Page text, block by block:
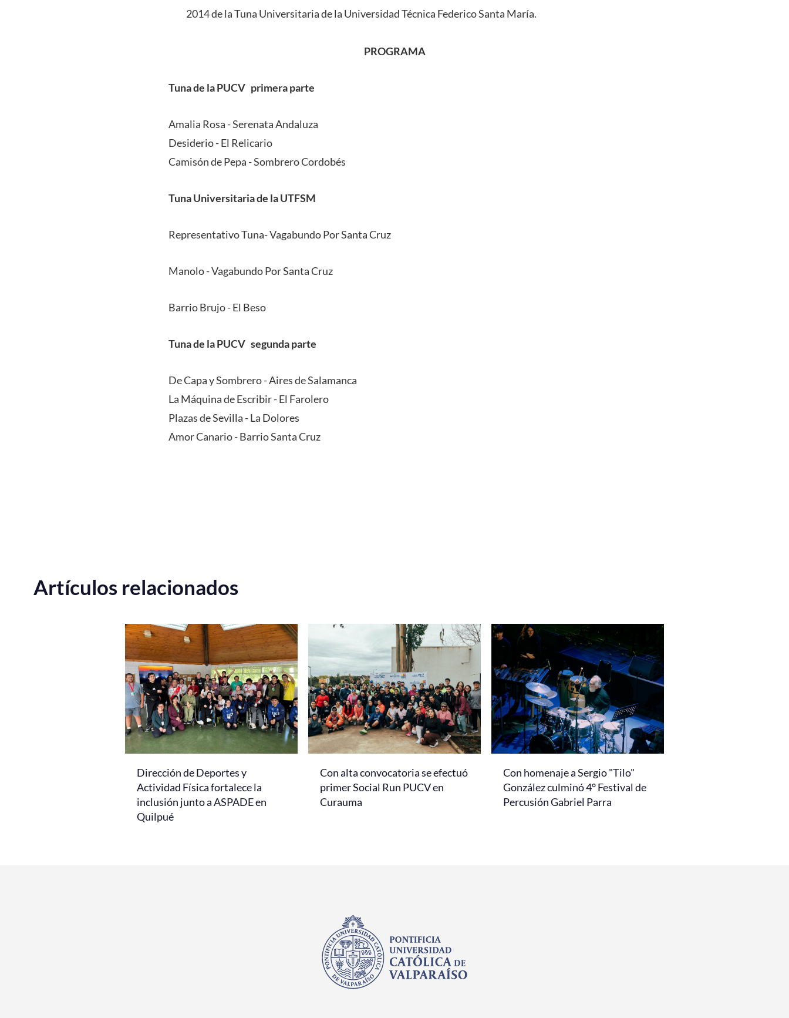
2014 de la Tuna Universitaria de la Universidad Técnica Federico Santa María.
PROGRAMA
Tuna de la PUCV primera parte
Amalia Rosa - Serenata Andaluza
Desiderio - El Relicario
Camisón de Pepa - Sombrero Cordobés
Tuna Universitaria de la UTFSM
Representativo Tuna- Vagabundo Por Santa Cruz
Manolo - Vagabundo Por Santa Cruz
Barrio Brujo - El Beso
Tuna de la PUCV segunda parte
De Capa y Sombrero - Aires de Salamanca
La Máquina de Escribir - El Farolero
Plazas de Sevilla - La Dolores
Amor Canario - Barrio Santa Cruz
Artículos relacionados
Dirección de Deportes y
Actividad Física fortalece la
inclusión junto a ASPADE en
Quilpué
Con alta convocatoria se efectuó
primer Social Run PUCV en
Curauma
Con homenaje a Sergio "Tilo"
González culminó 4° Festival de
Percusión Gabriel Parra